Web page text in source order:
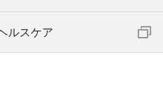
ルスケア